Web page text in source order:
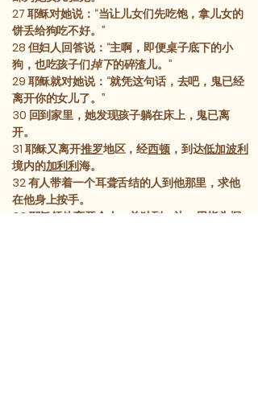
27 耶稣对她说：“当让儿女们先吃饱，拿儿女的
饼丢给狗吃不好。”
28 但妇人回答说：“主啊，即便桌子底下的小
狗，也吃孩子们掉下的碎渣儿。”
29 耶稣就对她说：“就凭这句话，去吧，鬼已经
离开你的女儿了。”
30 回到家里，她发现孩子躺在床上，鬼已离
开。
31 耶稣又离开推罗地区，经西顿，到达低加波利
境内的加利利海。
32有人带着一个耳聋舌结的人到他那里，求他
在他身上按手。
33 耶稣领他离开众人，单独到一边，用指头探